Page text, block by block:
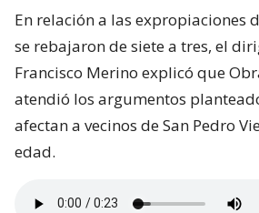
En relación a las expropiaciones
se rebajaron de siete a tres, el
Francisco Merino explicó que
atendió los argumentos
afectan a vecinos de San Pedro
edad.